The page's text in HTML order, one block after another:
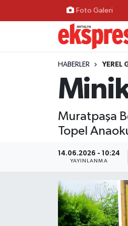
Foto Galeri
HABERLER YEREL
Muratpaşa
Topel
14.06.2026 - 10:24
YAYINLANMA
ÖZEL HABER
GÜNDEM
YEREL GÜNDEM
EKONOMİ
SİYASET
SAĞLIK
Nöbetçi Eczaneler
Hava Durumu
Trafik Durumu
Süper Lig Puan Durumu
Haber Arşivi